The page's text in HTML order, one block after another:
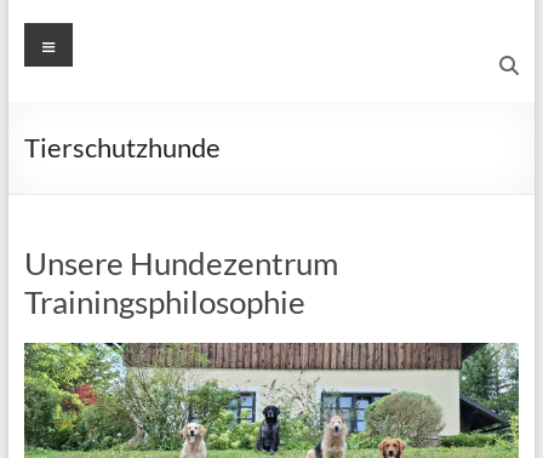
Menü
Tierschutzhunde
Unsere Hundezentrum
Trainingsphilosophie